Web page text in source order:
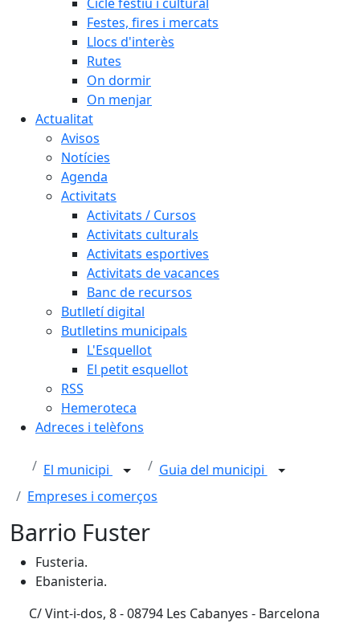
Festes, fires i mercats
Llocs d'interès
Rutes
On dormir
On menjar
Actualitat
Avisos
Notícies
Agenda
Activitats
Activitats / Cursos
Activitats culturals
Activitats esportives
Activitats de vacances
Banc de recursos
Butlletí digital
Butlletins municipals
L'Esquellot
El petit esquellot
RSS
Hemeroteca
Adreces i telèfons
El municipi
Guia del municipi
Empreses i comerços
Barrio Fuster
Fusteria.
Ebanisteria.
C/ Vint-i-dos, 8 - 08794 Les Cabanyes - Barcelona